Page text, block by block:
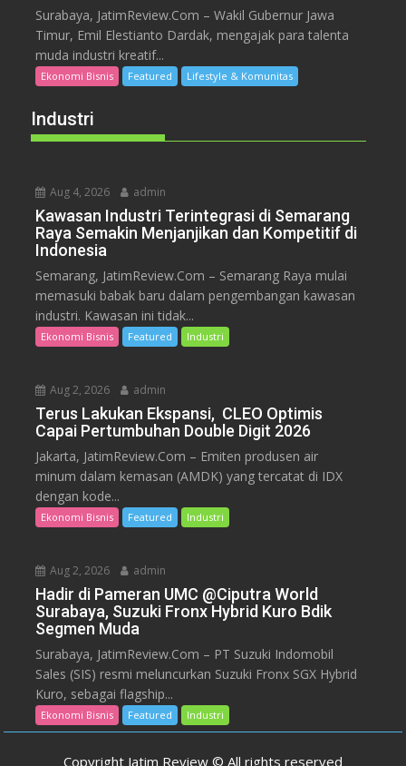
Surabaya, JatimReview.Com – Wakil Gubernur Jawa
Timur, Emil Elestianto Dardak, mengajak para talenta
muda industri kreatif...
Ekonomi Bisnis Featured Lifestyle & Komunitas
Industri
Aug 4, 2026 admin
Kawasan Industri Terintegrasi di Semarang
Raya Semakin Menjanjikan dan Kompetitif di
Indonesia
Semarang, JatimReview.Com – Semarang Raya mulai
memasuki babak baru dalam pengembangan kawasan
industri. Kawasan ini tidak...
Ekonomi Bisnis Featured Industri
Aug 2, 2026 admin
Terus Lakukan Ekspansi, CLEO Optimis
Capai Pertumbuhan Double Digit 2026
Jakarta, JatimReview.Com – Emiten produsen air
minum dalam kemasan (AMDK) yang tercatat di IDX
dengan kode...
Ekonomi Bisnis Featured Industri
Aug 2, 2026 admin
Hadir di Pameran UMC @Ciputra World
Surabaya, Suzuki Fronx Hybrid Kuro Bdik
Segmen Muda
Surabaya, JatimReview.Com – PT Suzuki Indomobil
Sales (SIS) resmi meluncurkan Suzuki Fronx SGX Hybrid
Kuro, sebagai flagship...
Ekonomi Bisnis Featured Industri
Copyright Jatim Review © All rights reserved